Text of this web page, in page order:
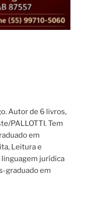
Autor de 6 livros,
PALLOTTI. Tem
em
Leitura e
linguagem jurídica
graduado em